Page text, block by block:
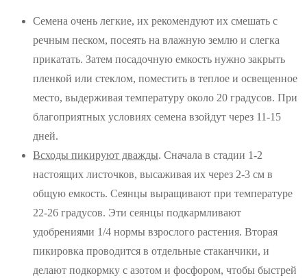
Семена очень легкие, их рекомендуют их смешать с
речным песком, посеять на влажную землю и слегка
прикатать. Затем посадочную емкость нужно закрыть
пленкой или стеклом, поместить в теплое и освещенное
место, выдерживая температуру около 20 градусов. При
благоприятных условиях семена взойдут через 11-15
дней.
Всходы пикируют дважды. Сначала в стадии 1-2
настоящих листочков, высаживая их через 2-3 см в
общую емкость. Сеянцы выращивают при температуре
22-26 градусов. Эти сеянцы подкармливают
удобрениями 1/4 нормы взрослого растения. Вторая
пикировка проводится в отдельные стаканчики, и
делают подкормку с азотом и фосфором, чтобы быстрей